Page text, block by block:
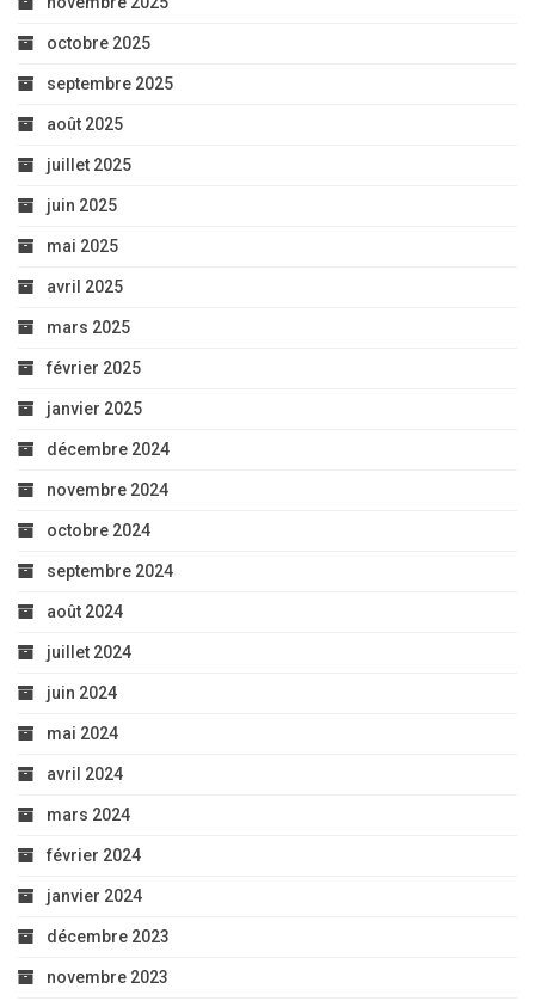
octobre 2025
septembre 2025
août 2025
juillet 2025
juin 2025
mai 2025
avril 2025
mars 2025
février 2025
janvier 2025
décembre 2024
novembre 2024
octobre 2024
septembre 2024
août 2024
juillet 2024
juin 2024
mai 2024
avril 2024
mars 2024
février 2024
janvier 2024
décembre 2023
novembre 2023